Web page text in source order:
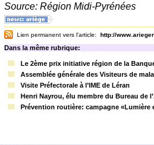
Source: Région Midi-Pyrénées
Lien permanent vers l'article: http://
Dans la même rubrique:
Le 2ème prix initiative région de la
Assemblée générale des Visiteurs de
Visite Préfectorale à l’IME de Léran
Henri Nayrou, élu membre du Bureau de
Prévention routière: campagne «Lumière